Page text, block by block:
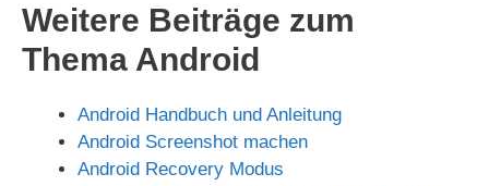
Weitere Beiträge zum
Thema Android
Android Handbuch und Anleitung
Android Screenshot machen
Android Recovery Modus